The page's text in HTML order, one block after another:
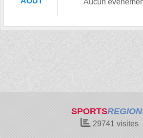
Aucun
SPORTS
29741 visites